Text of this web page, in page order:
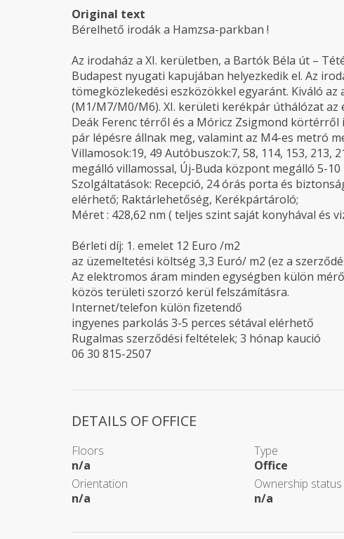
Original text
Bérelhető irodák a Hamzsa-parkban !
Az irodaház a XI. kerületben, a Bartók Béla út –
Budapest nyugati kapujában helyezkedik el. Az
tömegközlekedési eszközökkel egyaránt. Kiváló
(M1/M7/M0/M6). XI. kerületi kerékpár úthálózat az
Deák Ferenc térről és a Móricz Zsigmond
pár lépésre állnak meg, valamint az M4-es metró
Villamosok:19, 49 Autóbuszok:7, 58, 114, 153,
megálló villamossal, Új-Buda központ megálló 5-
Szolgáltatások: Recepció, 24 órás porta és
elérhető; Raktárlehetőség, Kerékpártároló;
Méret : 428,62 nm ( teljes szint saját konyhával és
Bérleti díj: 1. emelet 12 Euro /m2
az üzemeltetési költség 3,3 Euró/ m2 (ez a
Az elektromos áram minden egységben külön
közös területi szorzó kerül felszámításra.
Internet/telefon külön fizetendő
ingyenes parkolás 3-5 perces sétával elérhető
Rugalmas szerződési feltételek; 3 hónap kaució
06 30 815-2507
DETAILS OF OFFICE
Floors
n/a
Type
Office
Orientation
n/a
Ownership status
n/a